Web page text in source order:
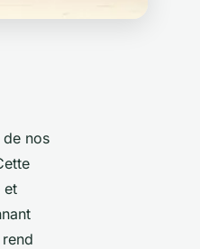
nos
et